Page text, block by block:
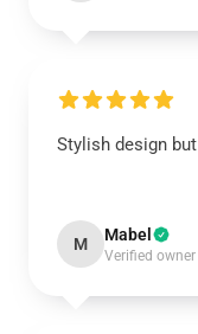
Stylish design
M Mabel
Verified owner